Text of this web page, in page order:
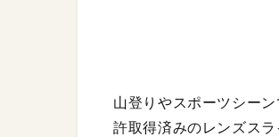
山登りやスポーツシー
許取得済みのレンズス